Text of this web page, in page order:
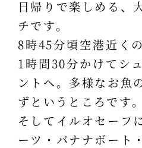
日帰りで楽しめる、
チです。
8時45分頃空港近く
1時間30分かけてシ
ントへ。多様なお魚
ずというところです
そしてイルオセーフ
ーツ・バナナボート